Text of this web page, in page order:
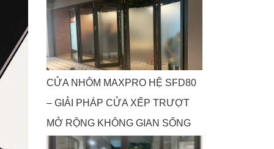
CỬA NHÔM MAXPRO HỆ SFD80
– GIẢI PHÁP CỬA XẾP TRƯỢT
MỞ RỘNG KHÔNG GIAN SỐNG